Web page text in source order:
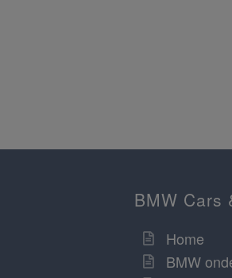
BMW Cars
Home
BMW